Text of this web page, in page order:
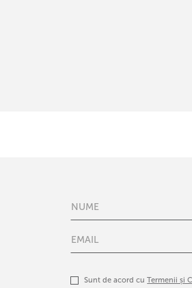
Sunt de acord cuTermenii și